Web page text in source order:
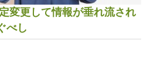
変更して情報が垂れ流され
べし